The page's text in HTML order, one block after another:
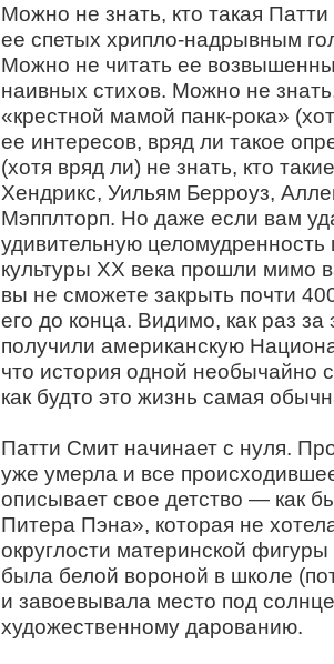
Можно не знать, кто такая
ее спетых хрипло-надрывным
Можно не читать ее
наивных стихов. Можно не
«крестной мамой панк-рока»
ее интересов, вряд ли такое
(хотя вряд ли) не знать, кто
Хендрикс, Уильям Берроуз,
Мэпплторп. Но даже если вам
удивительную
культуры ХХ века прошли мимо
вы не сможете закрыть почти
его до конца. Видимо, как раз
получили американскую
что история одной необычайно
как будто это жизнь самая
Патти Смит начинает с нуля.
уже умерла и все
описывает свое детство — как
Питера Пэна», которая не
округлости материнской
была белой вороной в школе
и завоевывала место под
художественному дарованию.